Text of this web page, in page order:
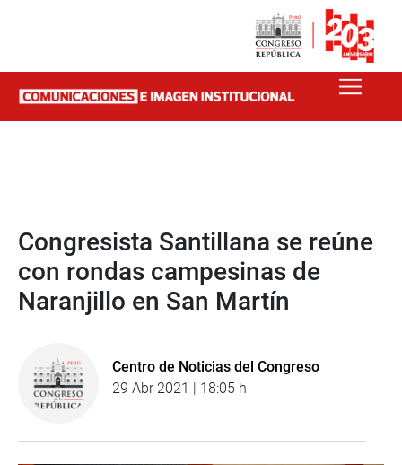
Congresista Santillana se reúne
con rondas campesinas de
Naranjillo en San Martín
Centro de Noticias del Congreso
29 Abr 2021 | 18:05 h